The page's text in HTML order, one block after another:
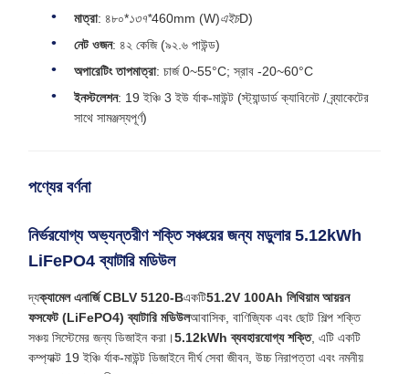
মাত্রা: ৪৮০*১৩৭*460mm (W)এইচD)
নেট ওজন: ৪২ কেজি (৯২.৬ পাউন্ড)
অপারেটিং তাপমাত্রা: চার্জ 0~55°C; স্রাব -20~60°C
ইনস্টলেশন: 19 ইঞ্চি 3 ইউ র্যাক-মাউন্ট (স্ট্যান্ডার্ড ক্যাবিনেট / ব্র্যাকেটের
সাথে সামঞ্জস্যপূর্ণ)
পণ্যের বর্ণনা
নির্ভরযোগ্য অভ্যন্তরীণ শক্তি সঞ্চয়ের জন্য মডুলার 5.12kWh
LiFePO4 ব্যাটারি মডিউল
দ্যক্যামেল এনার্জি CBLV 5120-Bএকটি51.2V 100Ah লিথিয়াম আয়রন
ফসফেট (LiFePO4) ব্যাটারি মডিউলআবাসিক, বাণিজ্যিক এবং ছোট শিল্প শক্তি
সঞ্চয় সিস্টেমের জন্য ডিজাইন করা।5.12kWh ব্যবহারযোগ্য শক্তি, এটি একটি
কম্প্যাক্ট 19 ইঞ্চি র্যাক-মাউন্ট ডিজাইনে দীর্ঘ সেবা জীবন, উচ্চ নিরাপত্তা এবং নমনীয়